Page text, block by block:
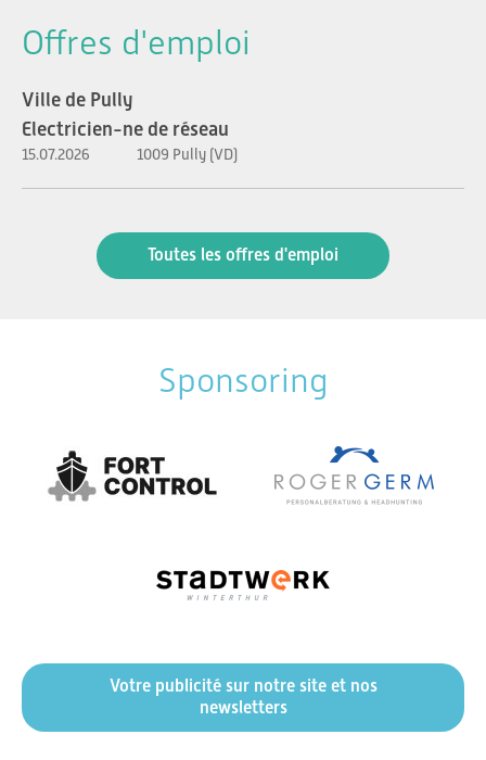
Offres d'emploi
Ville de Pully
Electricien-ne de réseau
15.07.2026 1009 Pully (VD)
Toutes les offres d'emploi
Sponsoring
Votre publicité sur notre site et nos
newsletters